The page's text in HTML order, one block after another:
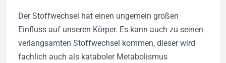
Der Stoffwechsel hat einen ungemein großen
Einfluss auf unseren Körper. Es kann auch zu seinen
verlangsamten Stoffwechsel kommen, dieser wird
fachlich auch als kataboler Metabolismus